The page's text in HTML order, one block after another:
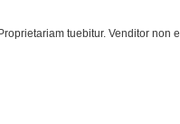
tuebitur. Venditor non